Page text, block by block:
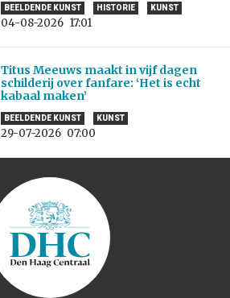
BEELDENDE KUNST HISTORIE KUNST
04-08-2026 17:01
Titus Meeuws maakt in vijf dagen
schilderij over fanfare: ‘Het is echt
kabaal maken’
BEELDENDE KUNST KUNST
29-07-2026 07:00